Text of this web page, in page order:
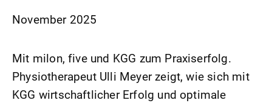
November 2025
Mit milon, five und KGG zum Praxiserfolg.
Physiotherapeut Ulli Meyer zeigt, wie sich mit
KGG wirtschaftlicher Erfolg und optimale